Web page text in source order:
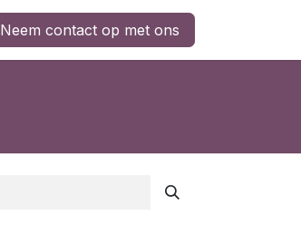
Neem contact op met ons